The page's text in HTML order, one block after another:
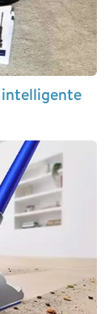
intelligente